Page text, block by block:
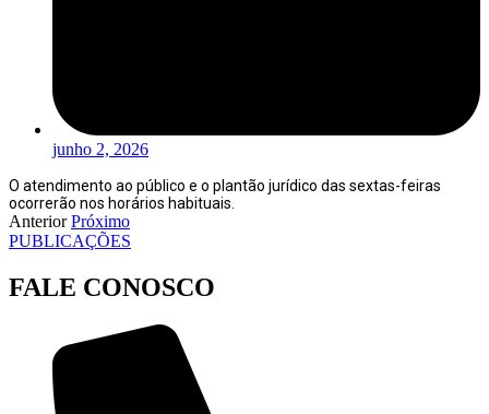
junho 2, 2026
O atendimento ao público e o plantão jurídico das sextas-feiras
ocorrerão nos horários habituais.
Anterior Próximo
PUBLICAÇÕES
FALE CONOSCO